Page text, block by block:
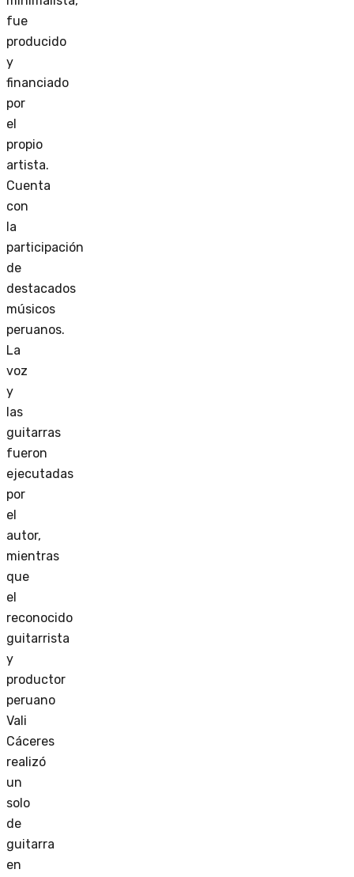
fue
producido
y
financiado
por
el
propio
artista.
Cuenta
con
la
participación
de
destacados
músicos
peruanos.
La
voz
y
las
guitarras
fueron
ejecutadas
por
el
autor,
mientras
que
el
reconocido
guitarrista
y
productor
peruano
Vali
Cáceres
realizó
un
solo
de
guitarra
en